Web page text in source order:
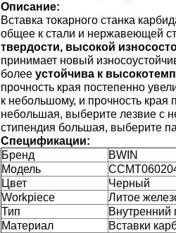
Описание:
Вставка токарного станка
общее к стали и нержавеющей
твердости, высокой
принимает новый
более устойчива к
прочность края постепенно
к небольшому, и прочность края
небольшая, выберите лезвие с
стипендия большая, выберите
Спецификации:
Бренд
BWIN
Модель
Цвет
Черный
Workpiece
Литое
Тип
Внутренний
Материал
Вставки